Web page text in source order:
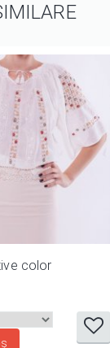
color
it
1/5
3/5
it
4/5
it
5/5